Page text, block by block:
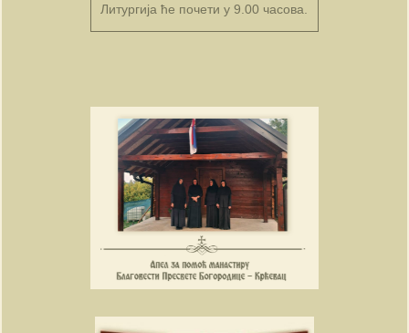
Литургија ће почети у 9.00 часова.